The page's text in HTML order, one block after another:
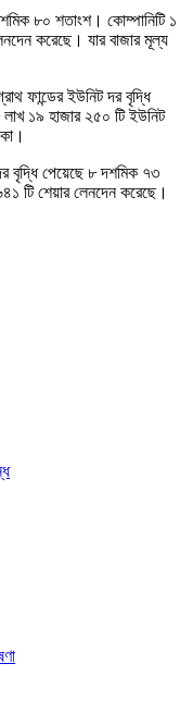
৮০ শতাংশ। কোম্পানিটি ১
করেছে। যার বাজার মূল্য
ফান্ডের ইউনিট দর বৃদ্ধি
১৯ হাজার ২৫০ টি ইউনিট
বৃদ্ধি পেয়েছে ৮ দশমিক ৭৩
টি শেয়ার লেনদেন করেছে।